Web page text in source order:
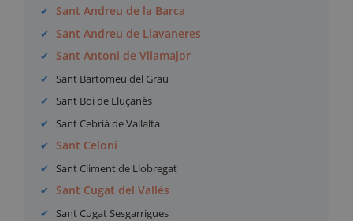
Sant Andreu de la Barca
Sant Andreu de Llavaneres
Sant Antoni de Vilamajor
Sant Bartomeu del Grau
Sant Boi de Lluçanès
Sant Cebrià de Vallalta
Sant Celoni
Sant Climent de Llobregat
Sant Cugat del Vallès
Sant Cugat Sesgarrigues